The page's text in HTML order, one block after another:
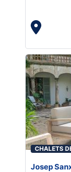
CHALETS
Josep